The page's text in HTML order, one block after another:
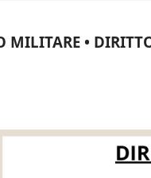
MILITARE •